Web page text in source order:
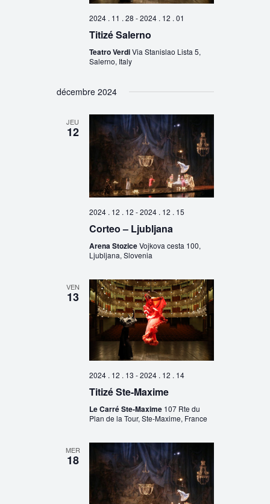
2024 . 11 . 28 -2024 . 12 . 01
Titizé Salerno
Teatro VerdiVia Stanislao Lista 5,
Salerno, Italy
décembre 2024
JEU
12
2024 . 12 . 12 -2024 . 12 . 15
Corteo – Ljubljana
Arena StoziceVojkova cesta 100,
Ljubljana, Slovenia
VEN
13
2024 . 12 . 13 -2024 . 12 . 14
Titizé Ste-Maxime
Le Carré Ste-Maxime 107 Rte du
Plan de la Tour, Ste-Maxime, France
MER
18